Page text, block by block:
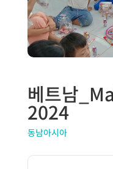
베트남
2024
동남아시아